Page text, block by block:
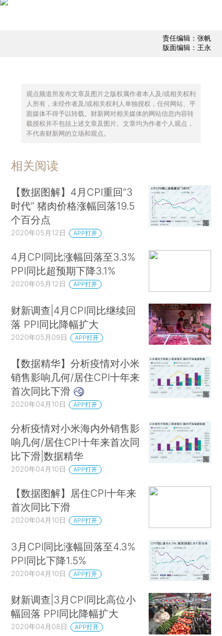
责任编辑：张帆
版面编辑：王永
观点频道所发布文章及图片之版权属作者本人及/或相关权利
人所有，未经作者及/或相关权利人单独授权，任何网站、平
面媒体不得予以转载。财新网对相关媒体的网站信息内容转
载授权并不包括上述文章及图片。文章均为作者个人观点，
不代表财新网的立场和观点。
相关阅读
【数据图解】4月CPI重回“3
时代” 猪肉价格涨幅回落19.5
个百分点
2020年05月12日 APP打开
4月CPI同比涨幅回落至3.3%
PPI同比超预期下降3.1%
2020年05月12日 APP打开
财新调查|4月CPI同比继续回
落 PPI同比降幅扩大
2020年05月09日 APP打开
【数据精华】分析疫情对小米
销售影响几何/居住CPI十年来
首次同比下滑
2020年04月10日 APP打开
分析疫情对小米海内外销售影
响几何/居住CPI十年来首次同
比下滑|数据精华
2020年04月10日 APP打开
【数据图解】居住CPI十年来
首次同比下滑
2020年04月10日 APP打开
3月CPI同比涨幅回落至4.3%
PPI同比下降1.5%
2020年04月10日 APP打开
财新调查|3月CPI同比高位小
幅回落 PPI同比降幅扩大
2020年04月08日 APP打开